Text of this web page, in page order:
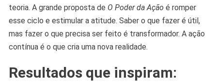
teoria. A grande proposta de O Poder da Ação é romper
esse ciclo e estimular a atitude. Saber o que fazer é útil,
mas fazer o que precisa ser feito é transformador. A ação
contínua é o que cria uma nova realidade.
Resultados que inspiram: